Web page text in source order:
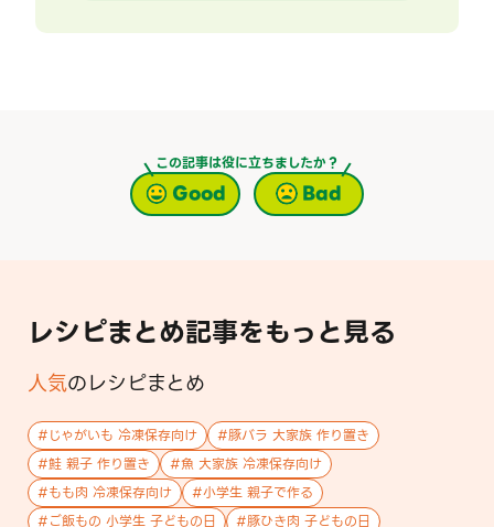
この記事は役に立ちましたか？
Good Bad
レシピまとめ記事をもっと見る
人気のレシピまとめ
#じゃがいも 冷凍保存向け #豚バラ 大家族 作り置き
#鮭 親子 作り置き #魚 大家族 冷凍保存向け
#もも肉 冷凍保存向け #小学生 親子で作る
#ご飯もの 小学生 子どもの日 #豚ひき肉 子どもの日